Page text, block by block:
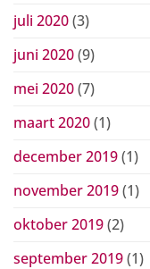
juli 2020(3)
juni 2020(9)
mei 2020(7)
maart 2020(1)
december 2019(1)
november 2019(1)
oktober 2019(2)
september 2019(1)